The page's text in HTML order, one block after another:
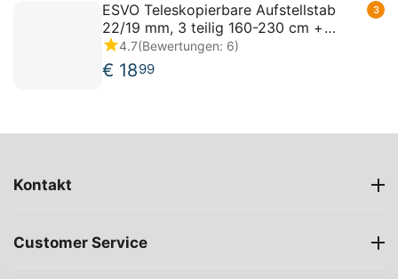
3
ESVO Teleskopierbare Aufstellstab
22/19 mm, 3 teilig 160-230 cm +
Powergrip
4.7(Bewertungen: 6)
€ 1899
Kontakt
Customer Service